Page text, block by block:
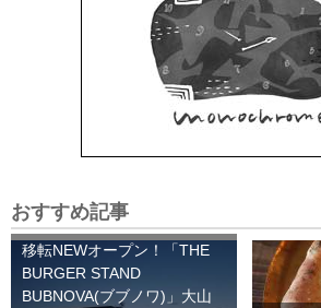
おすすめ記事
移転NEWオープン！「THE
BURGER STAND
BUBNOVA(ブブノワ)」大山